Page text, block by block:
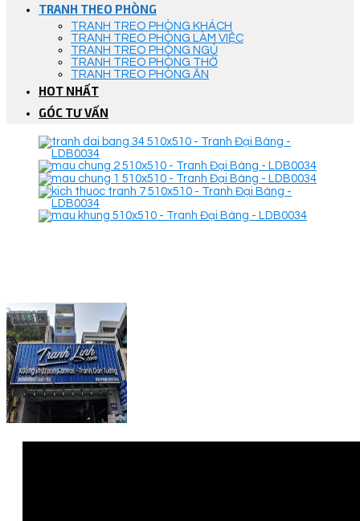
TRANH THEO PHÒNG
TRANH TREO PHÒNG KHÁCH
TRANH TREO PHÒNG LÀM VIỆC
TRANH TREO PHÒNG NGỦ
TRANH TREO PHÒNG THỜ
TRANH TREO PHÒNG ĂN
HOT NHẤT
GÓC TƯ VẤN